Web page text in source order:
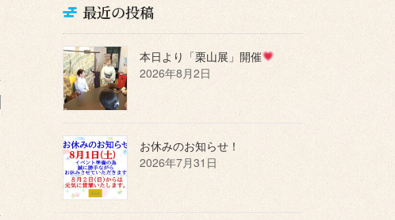
最近の投稿
本日より「栗山展」開催
2026年8月2日
お休みのお知らせ！
2026年7月31日